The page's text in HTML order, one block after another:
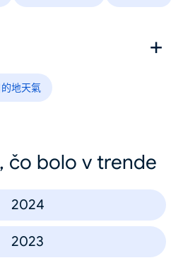
地天氣
čo bolo v trende
2024
2023